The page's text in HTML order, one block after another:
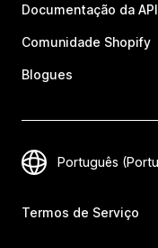
Documentação da API
Comunidade Shopify
Blogues
Termos de Serviço